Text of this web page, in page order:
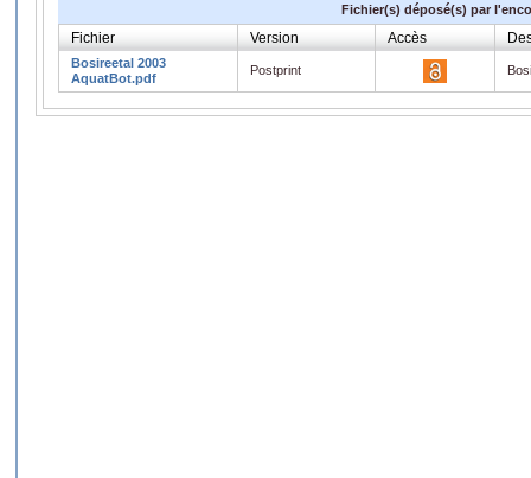
Fichier(s) déposé(s) par
Fichier Version Accès
Bosireetal 2003
AquatBot.pdf
Postprint